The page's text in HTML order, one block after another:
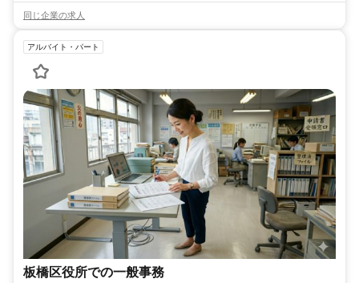
同じ企業の求人
アルバイト・パート
板橋区役所での一般事務